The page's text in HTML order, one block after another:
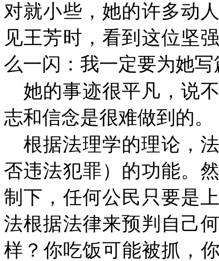
对就小些，她的许多动
见王芳时，看到这位坚
么一闪：我一定要为她
她的事迹很平凡，说
志和信念是很难做到的。
根据法理学的理论，
否违法犯罪）的功能。
制下，任何公民只要是
法根据法律来预判自己
样？你吃饭可能被抓，